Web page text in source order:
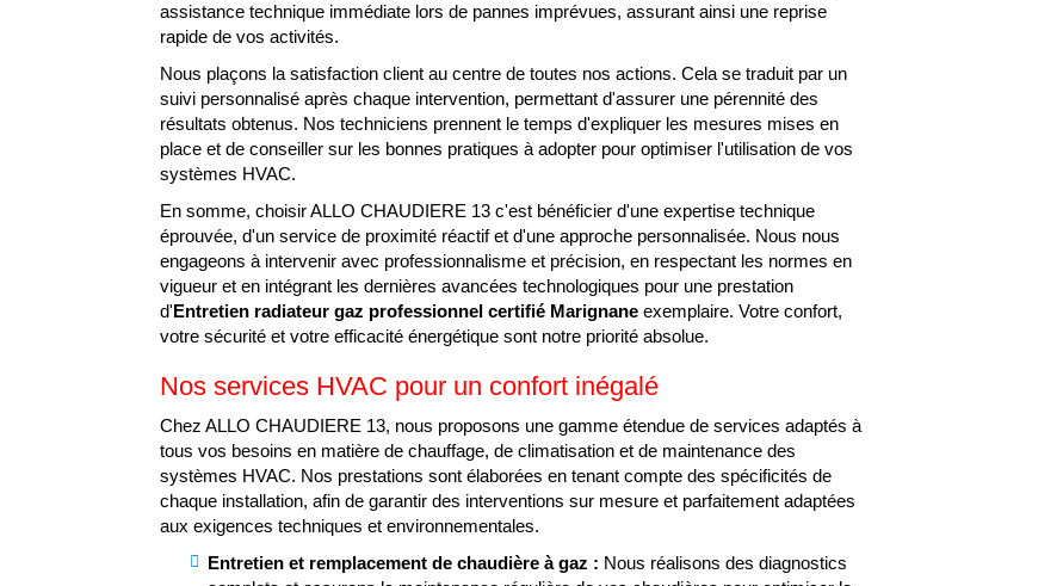
assistance technique immédiate lors de pannes imprévues, assurant ainsi une reprise
rapide de vos activités.
Nous plaçons la satisfaction client au centre de toutes nos actions. Cela se traduit par un
suivi personnalisé après chaque intervention, permettant d'assurer une pérennité des
résultats obtenus. Nos techniciens prennent le temps d'expliquer les mesures mises en
place et de conseiller sur les bonnes pratiques à adopter pour optimiser l'utilisation de vos
systèmes HVAC.
En somme, choisir ALLO CHAUDIERE 13 c'est bénéficier d'une expertise technique
éprouvée, d'un service de proximité réactif et d'une approche personnalisée. Nous nous
engageons à intervenir avec professionnalisme et précision, en respectant les normes en
vigueur et en intégrant les dernières avancées technologiques pour une prestation
d'Entretien radiateur gaz professionnel certifié Marignane exemplaire. Votre confort,
votre sécurité et votre efficacité énergétique sont notre priorité absolue.
Nos services HVAC pour un confort inégalé
Chez ALLO CHAUDIERE 13, nous proposons une gamme étendue de services adaptés à
tous vos besoins en matière de chauffage, de climatisation et de maintenance des
systèmes HVAC. Nos prestations sont élaborées en tenant compte des spécificités de
chaque installation, afin de garantir des interventions sur mesure et parfaitement adaptées
aux exigences techniques et environnementales.
Entretien et remplacement de chaudière à gaz : Nous réalisons des diagnostics